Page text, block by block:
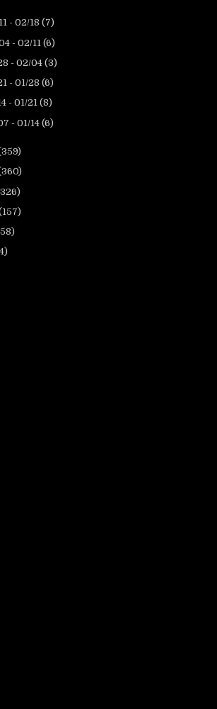
- 02/18 (7)
- 02/11 (6)
- 02/04(3)
- 01/28 (6)
- 01/21(8)
- 01/14 (6)